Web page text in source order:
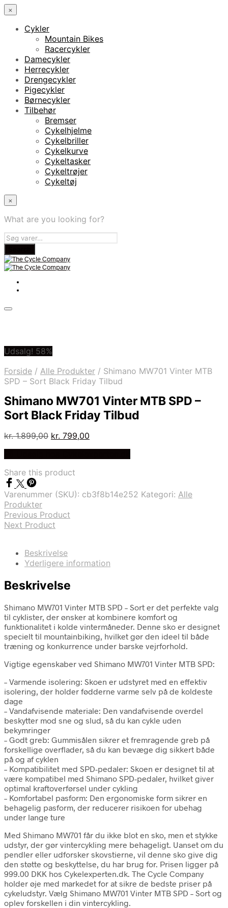
×
Cykler
Mountain Bikes
Racercykler
Damecykler
Herrecykler
Drengecykler
Pigecykler
Børnecykler
Tilbehør
Bremser
Cykelhjelme
Cykelbriller
Cykelkurve
Cykeltasker
Cykeltrøjer
Cykeltøj
×
What are you looking for?
Udsalg! 58%
Forside / Alle Produkter / Shimano MW701 Vinter MTB
SPD – Sort Black Friday Tilbud
Shimano MW701 Vinter MTB SPD –
Sort Black Friday Tilbud
kr.1.899,00 Den
kr. 1.899,00.
kr. 799,00
Share this product
Varenummer (SKU): cb3f8b14e252 Kategori: Alle
Produkter
Previous Product
Next Product
Beskrivelse
Yderligere information
Beskrivelse
Shimano MW701 Vinter MTB SPD – Sort er det perfekte valg
til cyklister, der ønsker at kombinere komfort og
funktionalitet i kolde vintermåneder. Denne sko er designet
specielt til mountainbiking, hvilket gør den ideel til både
træning og konkurrence under barske vejrforhold.
Vigtige egenskaber ved Shimano MW701 Vinter MTB SPD:
– Varmende isolering: Skoen er udstyret med en effektiv
isolering, der holder fødderne varme selv på de koldeste
dage
– Vandafvisende materiale: Den vandafvisende overdel
beskytter mod sne og slud, så du kan cykle uden
bekymringer
– Godt greb: Gummisålen sikrer et fremragende greb på
forskellige overflader, så du kan bevæge dig sikkert både
på og af cyklen
– Kompatibilitet med SPD-pedaler: Skoen er designet til at
være kompatibel med Shimano SPD-pedaler, hvilket giver
optimal kraftoverførsel under cykling
– Komfortabel pasform: Den ergonomiske form sikrer en
behagelig pasform, der reducerer risikoen for ubehag
under lange ture
Med Shimano MW701 får du ikke blot en sko, men et stykke
udstyr, der gør vintercykling mere behageligt. Uanset om du
pendler eller udforsker skovstierne, vil denne sko give dig
den støtte og beskyttelse, du har brug for. Prisen ligger på
999.00 DKK hos Cykelexperten.dk. The Cycle Company
holder øje med markedet for at sikre de bedste priser på
cykeludstyr. Vælg Shimano MW701 Vinter MTB SPD – Sort og
oplev forskellen i din vintercykling.